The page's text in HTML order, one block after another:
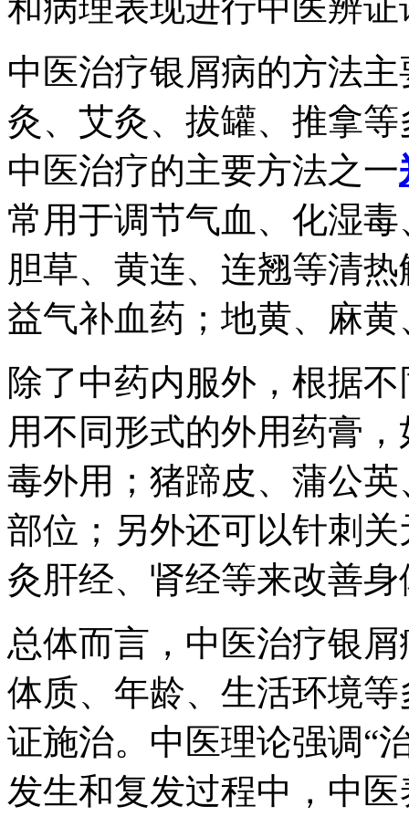
中医治疗银屑病的方法
灸、艾灸、拔罐、推拿
中医治疗的主要方法之一
常用于调节气血、化湿
胆草、黄连、连翘等清
益气补血药；地黄、麻
除了中药内服外，根据
用不同形式的外用药膏
毒外用；猪蹄皮、蒲公
部位；另外还可以针刺
灸肝经、肾经等来改善
总体而言，中医治疗银
体质、年龄、生活环境
证施治。中医理论强调“
发生和复发过程中，中